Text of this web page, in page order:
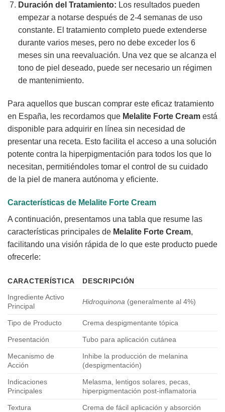
Duración del Tratamiento: Los resultados pueden
empezar a notarse después de 2-4 semanas de uso
constante. El tratamiento completo puede extenderse
durante varios meses, pero no debe exceder los 6
meses sin una reevaluación. Una vez que se alcanza el
tono de piel deseado, puede ser necesario un régimen
de mantenimiento.
Para aquellos que buscan comprar este eficaz tratamiento
en España, les recordamos que Melalite Forte Cream está
disponible para adquirir en línea sin necesidad de
presentar una receta. Esto facilita el acceso a una solución
potente contra la hiperpigmentación para todos los que lo
necesitan, permitiéndoles tomar el control de su cuidado
de la piel de manera autónoma y eficiente.
Características de Melalite Forte Cream
A continuación, presentamos una tabla que resume las
características principales de Melalite Forte Cream,
facilitando una visión rápida de lo que este producto puede
ofrecerle:
CARACTERÍSTICA
DESCRIPCIÓN
Ingrediente Activo
Principal
Hidroquinona (generalmente al 4%)
Tipo de Producto Crema despigmentante tópica
Presentación Tubo para aplicación cutánea
Mecanismo de
Acción
Inhibe la producción de melanina
(despigmentación)
Indicaciones
Principales
Melasma, lentigos solares, pecas,
hiperpigmentación post-inflamatoria
Textura Crema de fácil aplicación y absorción